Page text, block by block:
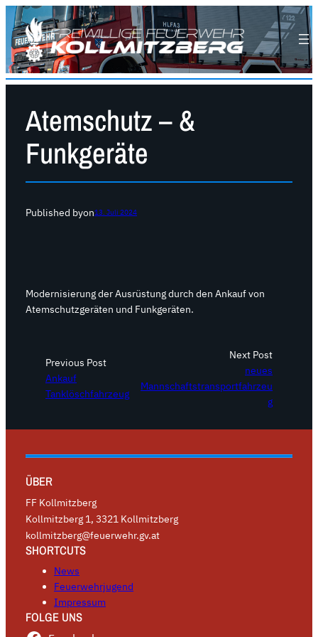
Atemschutz – &
Funkgeräte
Published byon13. Juli 2024
Modernisierung der Ausrüstung durch den Ankauf von
Atemschutzgeräten und Funkgeräten.
Previous Post
Ankauf
Tanklöschfahrzeug
Next Post
neues
Mannschaftstransportfahrzeu
g
ÜBER
FF Kollmitzberg
Kollmitzberg 1, 3321 Kollmitzberg
kollmitzberg@feuerwehr.gv.at
SHORTCUTS
News
Feuerwehrjugend
Impressum
FOLGE UNS